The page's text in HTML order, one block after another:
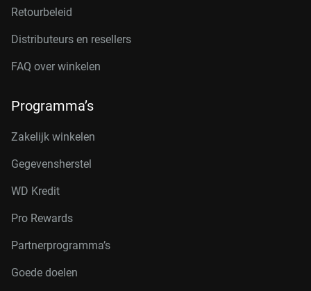
Retourbeleid
Distributeurs en resellers
FAQ over winkelen
Programma’s
Zakelijk winkelen
Gegevensherstel
WD Kredit
Pro Rewards
Partnerprogramma’s
Goede doelen